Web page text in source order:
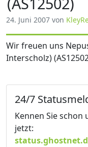
24. Juni 2007 von
Wir freuen uns
Interscholz)
24/7
Kennen Sie schon
jetzt: